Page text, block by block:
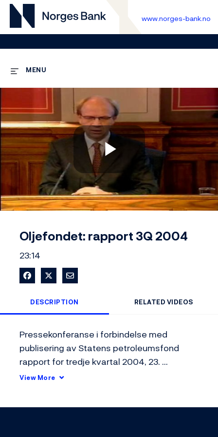
www.norges-bank.no
MENU
Play
Oljefondet: rapport 3Q 2004
23:14
Share on Facebook
Share on XShare via Email
DESCRIPTION RELATED VIDEOS
Pressekonferanse i forbindelse med
publisering av Statens petroleumsfond
rapport for tredje kvartal 2004, 23.
november 2004
View More